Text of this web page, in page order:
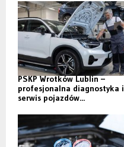
PSKP Wrotków Lublin –
profesjonalna diagnostyka i
serwis pojazdów...